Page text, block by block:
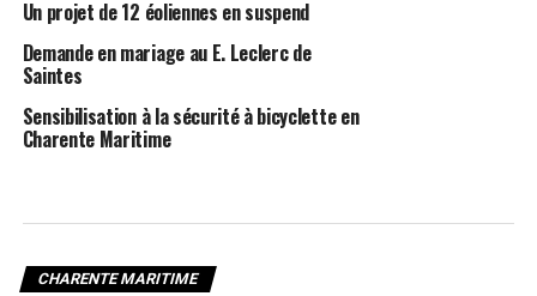
Un projet de 12 éoliennes en suspend
Demande en mariage au E. Leclerc de
Saintes
Sensibilisation à la sécurité à bicyclette en
Charente Maritime
CHARENTE MARITIME